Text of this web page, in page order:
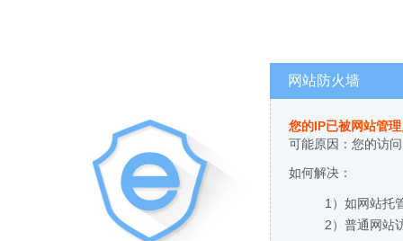
网站防火墙
您的IP已被网站管
可能原因：您的访
如何解决：
1）如网站托
2）普通网站